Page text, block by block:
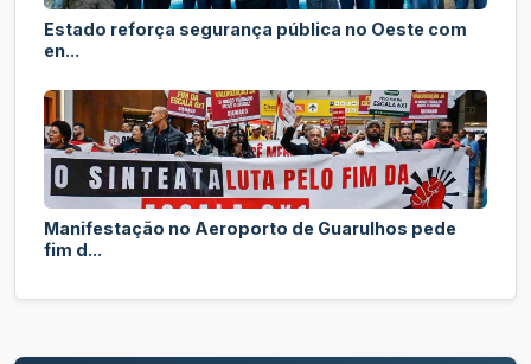
Estado reforça segurança pública no Oeste com
en...
Manifestação no Aeroporto de Guarulhos pede
fim d...